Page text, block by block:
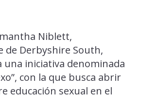
Niblett,
de Derbyshire South,
una iniciativa denominada
con la que busca abrir
educación sexual en el